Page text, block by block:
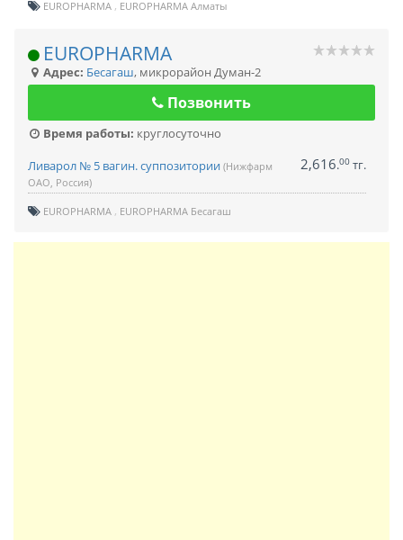
EUROPHARMA EUROPHARMA Алматы
EUROPHARMA
Адрес: Бесагаш, микрорайон Думан-2
Позвонить
Время работы: круглосуточно
Ливарол № 5 вагин. суппозитории (Нижфарм
ОАО, Россия)
2,616.00 тг.
EUROPHARMA EUROPHARMA Бесагаш